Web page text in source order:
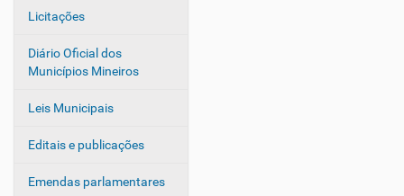
Licitações
Diário Oficial dos
Municípios Mineiros
Leis Municipais
Editais e publicações
Emendas parlamentares